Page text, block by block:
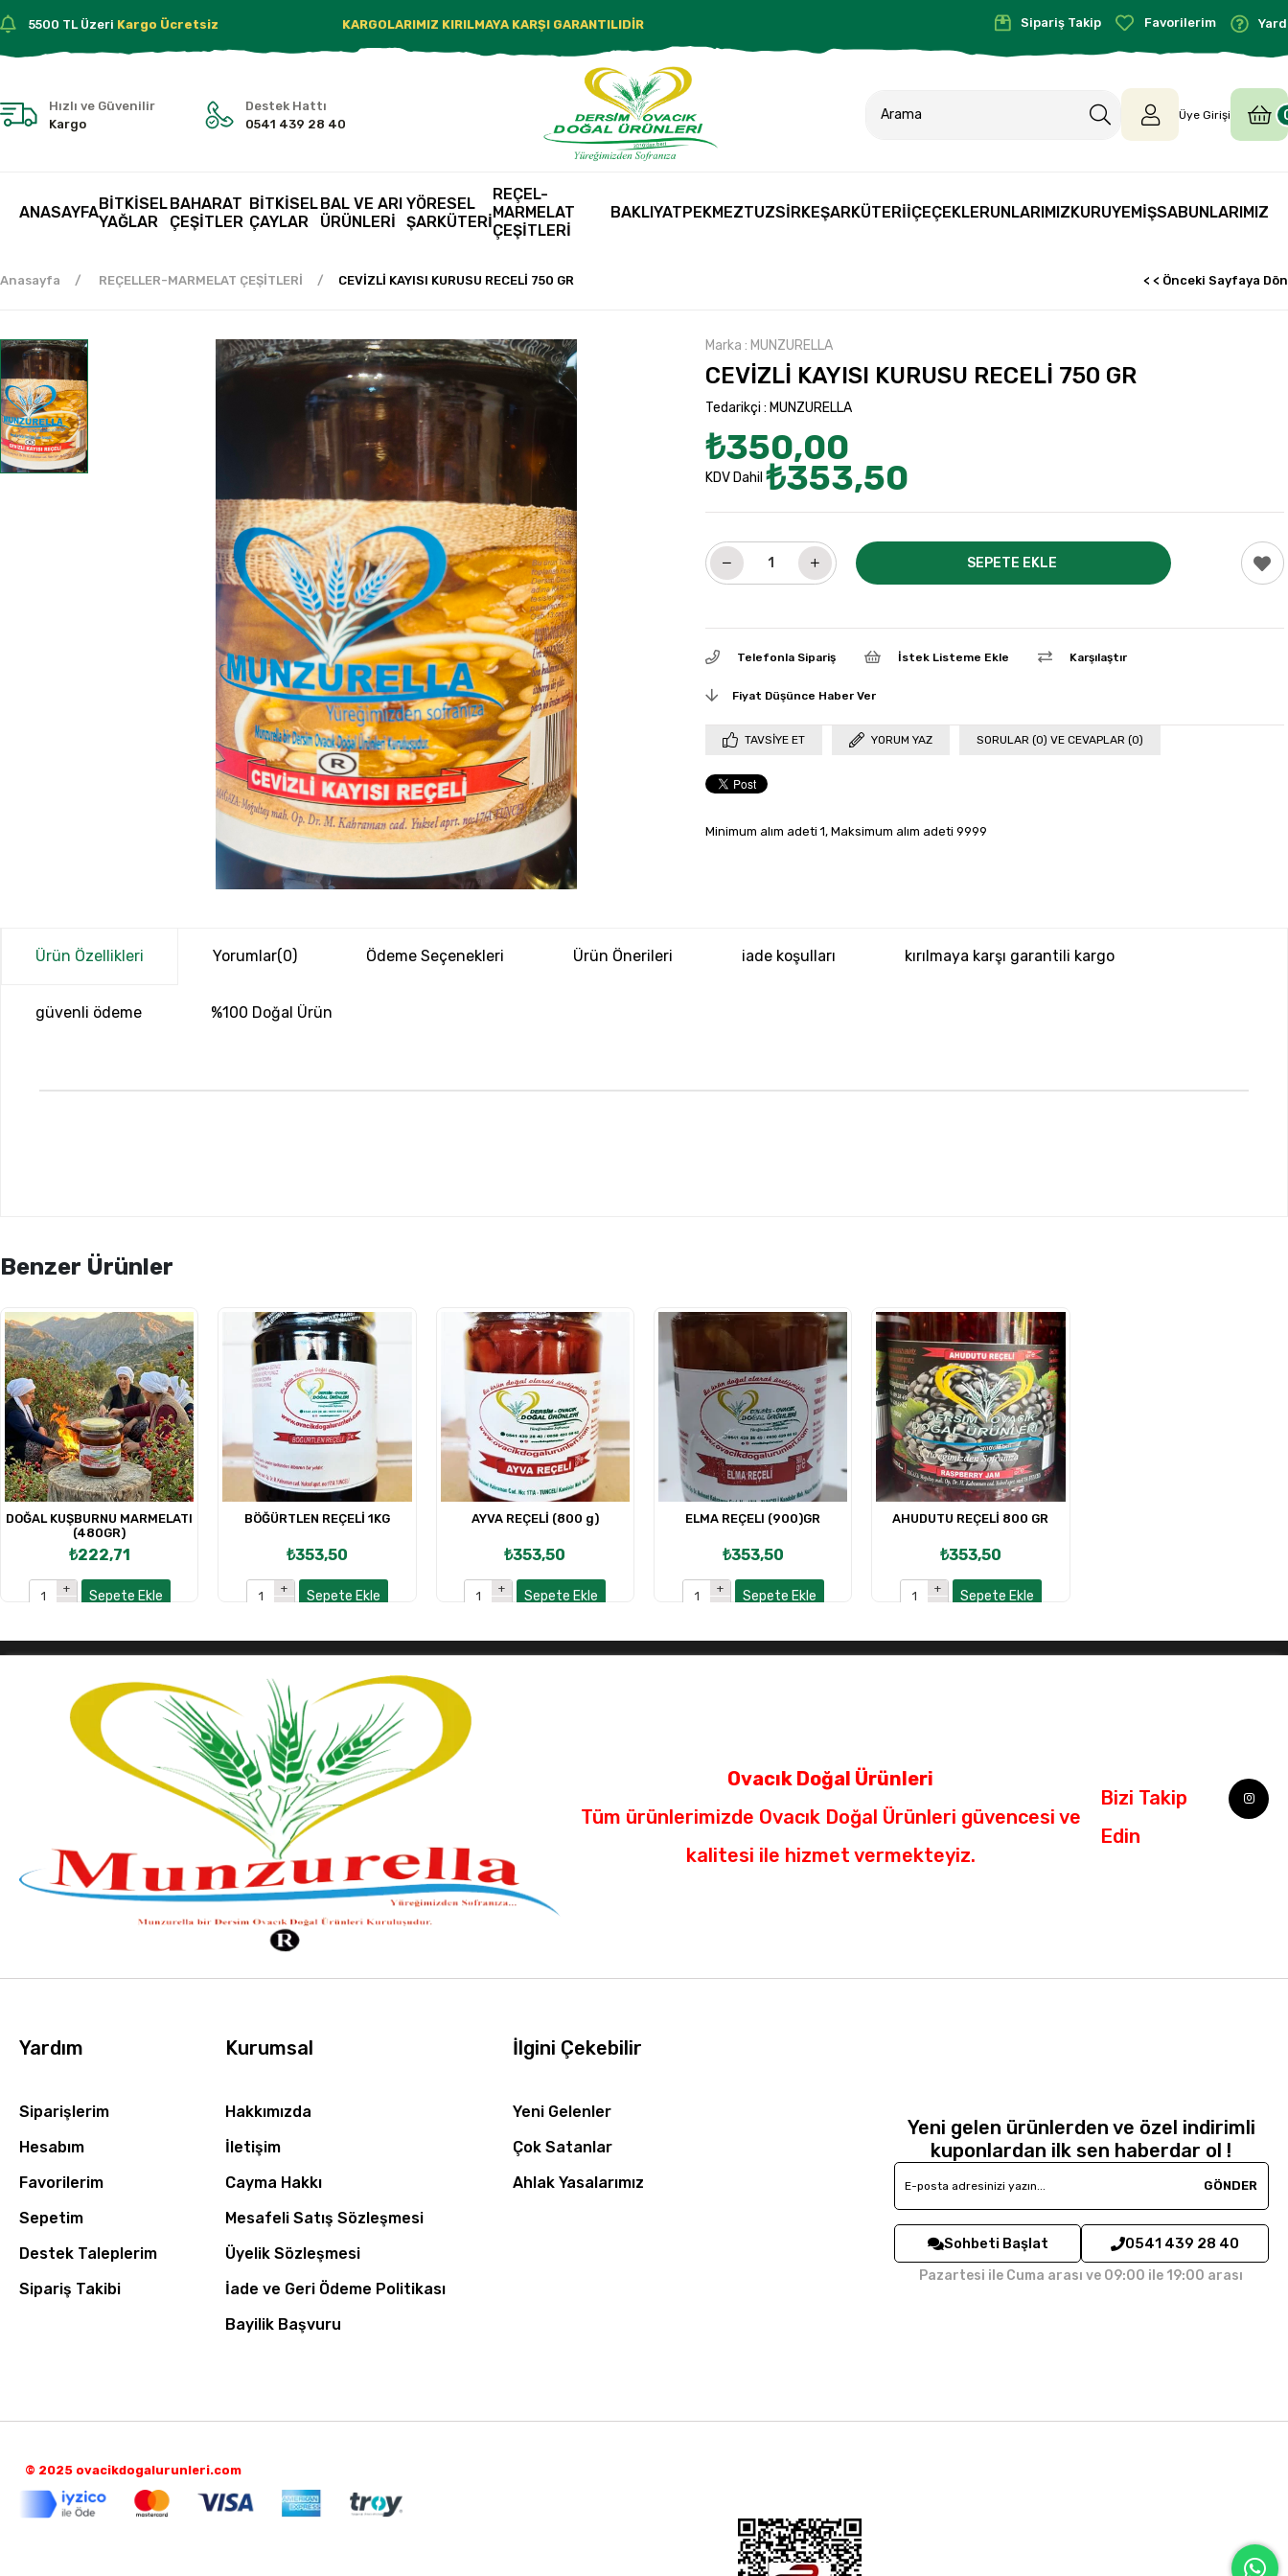
5500 TL Üzeri Kargo Ücretsiz KARGOLARIMIZ KIRILMAYA KARŞI GARANTILIDİR Sipariş Takip Favorilerim
Hızlı ve Güvenilir
Kargo
Destek Hattı
0541 439 28 40
Üye Girişi
ANASAYFABİTKİSEL
YAĞLAR
BAHARAT
ÇEŞİTLER
BİTKİSEL
ÇAYLAR
BAL VE ARI
ÜRÜNLERİ
YÖRESEL
ŞARKÜTERİ
REÇEL-
MARMELAT
ÇEŞİTLERİ
BAKLIYATPEKMEZTUZSİRKEŞARKÜTERİİÇEÇEKLERUNLARIMIZKURUYEMİŞSABUNLARIMIZ
Anasayfa REÇELLER-MARMELAT ÇEŞİTLERİ CEVİZLİ KAYISI KURUSU RECELİ 750 GR < < Önceki Sayfaya Dön
Marka : MUNZURELLA
CEVİZLİ KAYISI KURUSU RECELİ 750 GR
Tedarikçi : MUNZURELLA
₺350,00
KDV Dahil ₺353,50
Telefonla Sipariş İstek Listeme Ekle Karşılaştır
Fiyat Düşünce Haber Ver
TAVSIYE ET YORUM YAZ SORULAR (0) VE CEVAPLAR (0)
Minimum alım adeti 1, Maksimum alım adeti 9999
Ürün Özellikleri Yorumlar(0) Ödeme Seçenekleri Ürün Önerileri iade koşulları kırılmaya karşı garantili kargo
güvenli ödeme %100 Doğal Ürün
Benzer Ürünler
DOĞAL KUŞBURNU MARMELATI
(480GR)
₺222,71
Sepete Ekle
BÖĞÜRTLEN REÇELİ 1KG
₺353,50
Sepete Ekle
AYVA REÇELİ (800 g)
₺353,50
Sepete Ekle
ELMA REÇELI (900)GR
₺353,50
Sepete Ekle
AHUDUTU REÇELİ 800 GR
₺353,50
Sepete Ekle
Ovacık Doğal Ürünleri
Tüm ürünlerimizde Ovacık Doğal Ürünleri güvencesi ve
kalitesi ile hizmet vermekteyiz.
Bizi Takip
Edin
Yardım
Siparişlerim
Hesabım
Favorilerim
Sepetim
Destek Taleplerim
Sipariş Takibi
Kurumsal
Hakkımızda
İletişim
Cayma Hakkı
Mesafeli Satış Sözleşmesi
Üyelik Sözleşmesi
İade ve Geri Ödeme Politikası
Bayilik Başvuru
İlgini Çekebilir
Yeni Gelenler
Çok Satanlar
Ahlak Yasalarımız
Yeni gelen ürünlerden ve özel indirimli
kuponlardan ilk sen haberdar ol !
GÖNDER
Sohbeti Başlat 0541 439 28 40
Pazartesi ile Cuma arası ve 09:00 ile 19:00 arası
© 2025 ovacikdogalurunleri.com